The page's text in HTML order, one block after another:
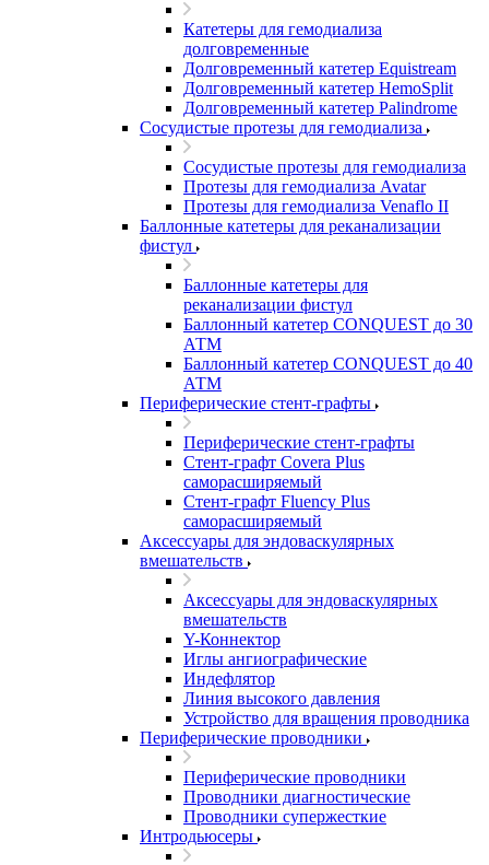
Катетеры для гемодиализа
долговременные
Долговременный катетер Equistream
Долговременный катетер HemoSplit
Долговременный катетер Palindrome
Сосудистые протезы для гемодиализа
Сосудистые протезы для гемодиализа
Протезы для гемодиализа Avatar
Протезы для гемодиализа Venaflo II
Баллонные катетеры для реканализации
фистул
Баллонные катетеры для
реканализации фистул
Баллонный катетер CONQUEST до 30
АТМ
Баллонный катетер CONQUEST до 40
АТМ
Периферические стент-графты
Периферические стент-графты
Стент-графт Covera Plus
саморасширяемый
Стент-графт Fluency Plus
саморасширяемый
Аксессуары для эндоваскулярных
вмешательств
Аксессуары для эндоваскулярных
вмешательств
Y-Коннектор
Иглы ангиографические
Индефлятор
Линия высокого давления
Устройство для вращения проводника
Периферические проводники
Периферические проводники
Проводники диагностические
Проводники супержесткие
Интродьюсеры